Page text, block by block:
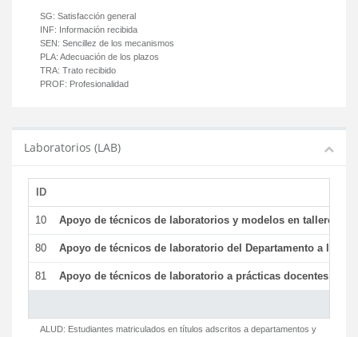
SG: Satisfacción general
INF: Información recibida
SEN: Sencillez de los mecanismos
PLA: Adecuación de los plazos
TRA: Trato recibido
PROF: Profesionalidad
Laboratorios (LAB)
ID
10 Apoyo de técnicos de laboratorios y modelos en talleres/
80 Apoyo de técnicos de laboratorio del Departamento a la
81 Apoyo de técnicos de laboratorio a prácticas docentes y
ALUD: Estudiantes matriculados en títulos adscritos a departamentos y